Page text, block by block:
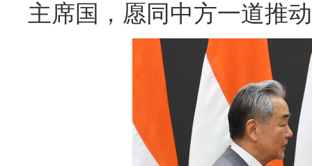
主席国，愿同中方一道推